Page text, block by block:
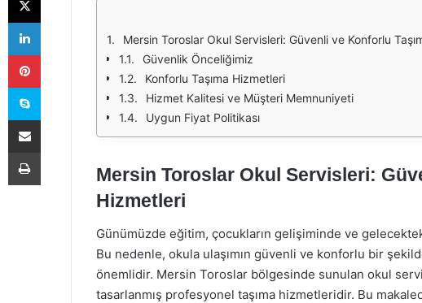
Mersin Toroslar Okul Servisleri: Güvenli ve Konforlu
Güvenlik Önceliğimiz
Konforlu Taşıma Hizmetleri
Hizmet Kalitesi ve Müşteri Memnuniyeti
Uygun Fiyat Politikası
Mersin Toroslar Okul Servisleri:
Hizmetleri
Günümüzde eğitim, çocukların gelişiminde ve
Bu nedenle, okula ulaşımın güvenli ve konforlu bir
önemlidir. Mersin Toroslar bölgesinde sunulan okul
tasarlanmış profesyonel taşıma hizmetleridir. Bu
LinkedIn
Pinterest
Skype
E-Posta ile paylaş